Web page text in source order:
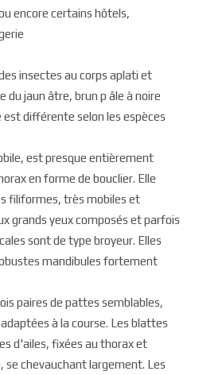
encore certains hôtels,
insectes au corps aplati et
du jaun âtre, brun p âle à noire
est différente selon les espèces
est presque entièrement
en forme de bouclier. Elle
filiformes, très mobiles et
grands yeux composés et parfois
sont de type broyeur. Elles
mandibules fortement
paires de pattes semblables,
à la course. Les blattes
d'ailes, fixées au thorax et
se chevauchant largement. Les